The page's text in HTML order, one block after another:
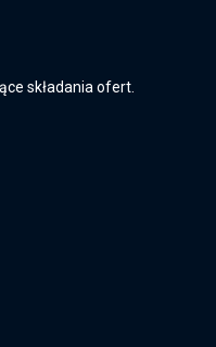
składania ofert.